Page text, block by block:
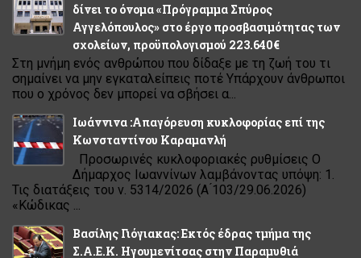
δίνει το όνομα «Πρόγραμμα Σπύρος
Αγγελόπουλος» στο έργο προσβασιμότητας των
σχολείων, προϋπολογισμού 223.640€
Στη μνήμη ενός ανθρώπου που δίδαξε με τη ζωή του τι
σημαίνει να μην εγκαταλείπεις ποτέ Υπάρχουν άνθρωποι
που ο χρόνος δεν μπορεί να σβήσει α...
Ιωάννινα :Απαγόρευση κυκλοφορίας επί της
Κωνσταντίνου Καραμανλή
Προσωρινές κυκλοφοριακές ρυθμίσεις Ο
Δήμαρχος Ιωαννίνων λαμβάνοντας υπόψη: 1.
Τις διατάξεις του ν. 5314/2026 (Α ́103/29.06.2026)
«Κώδικας ...
Βασίλης Γιόγιακας: Εκτός έδρας τμήμα της
Σ.Α.Ε.Κ. Ηγουμενίτσας στην Παραμυθιά